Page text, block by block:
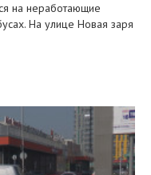
на неработающие
На улице Новая заря